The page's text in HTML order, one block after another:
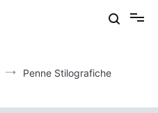
Penne Stilografiche